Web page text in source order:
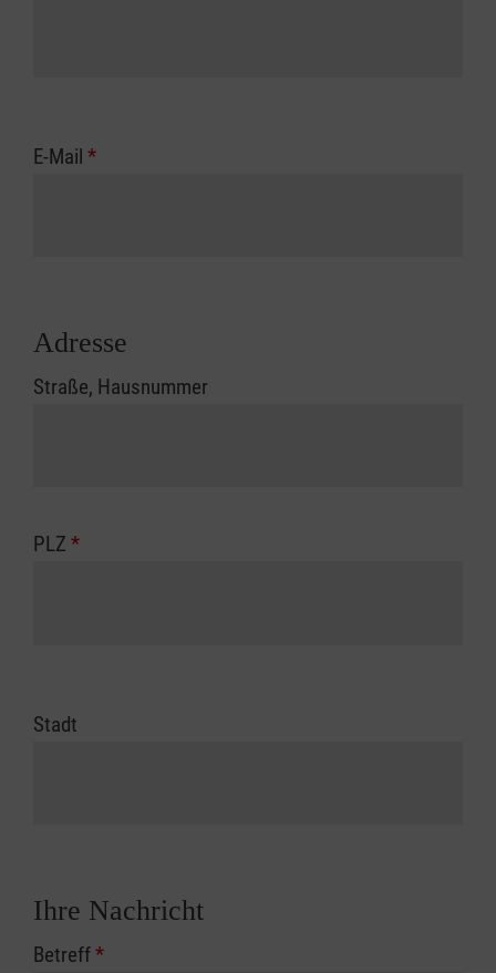
E-Mail *
Adresse
Straße, Hausnummer
PLZ *
Stadt
Ihre Nachricht
Betreff*